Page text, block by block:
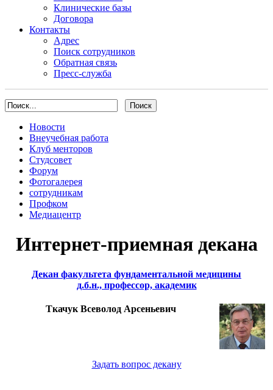
Клинические базы
Договора
Контакты
Адрес
Поиск сотрудников
Обратная связь
Пресс-служба
Новости
Внеучебная работа
Клуб менторов
Студсовет
Форум
Фотогалерея
сотрудникам
Профком
Медиацентр
Интернет-приемная декана
Декан факультета фундаментальной медицины
д.б.н., профессор, академик
Ткачук Всеволод Арсеньевич
Задать вопрос декану